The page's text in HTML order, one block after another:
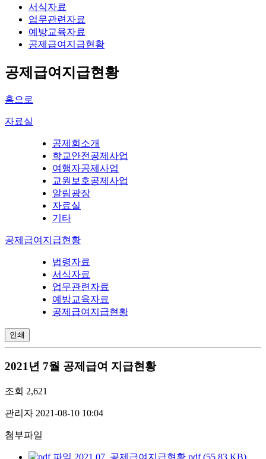
서식자료
업무관련자료
예방교육자료
공제급여지급현황
공제급여지급현황
홈으로
자료실
공제회소개
학교안전공제사업
여행자공제사업
교원보호공제사업
알림광장
자료실
기타
공제급여지급현황
법령자료
서식자료
업무관련자료
예방교육자료
공제급여지급현황
인쇄
2021년 7월 공제급여 지급현황
조회 2,621
관리자 2021-08-10 10:04
첨부파일
2021.07. 공제급여지급현황.pdf (55.83 KB)